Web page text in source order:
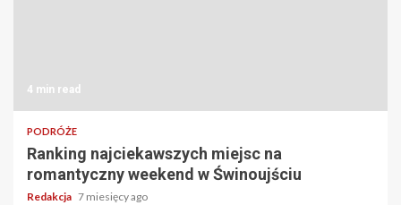
4 min read
PODRÓŻE
Ranking najciekawszych miejsc na
romantyczny weekend w Świnoujściu
Redakcja 7 miesięcy ago